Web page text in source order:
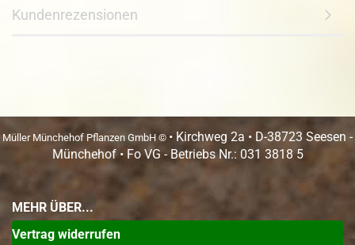
Kundenrezensionen
Müller Münchehof Pflanzen GmbH © • Kirchweg 2a • D-38723 Seesen -
Münchehof • Fo VG - Betriebs Nr.: 031 3818 5
MEHR ÜBER...
Vertrag widerrufen